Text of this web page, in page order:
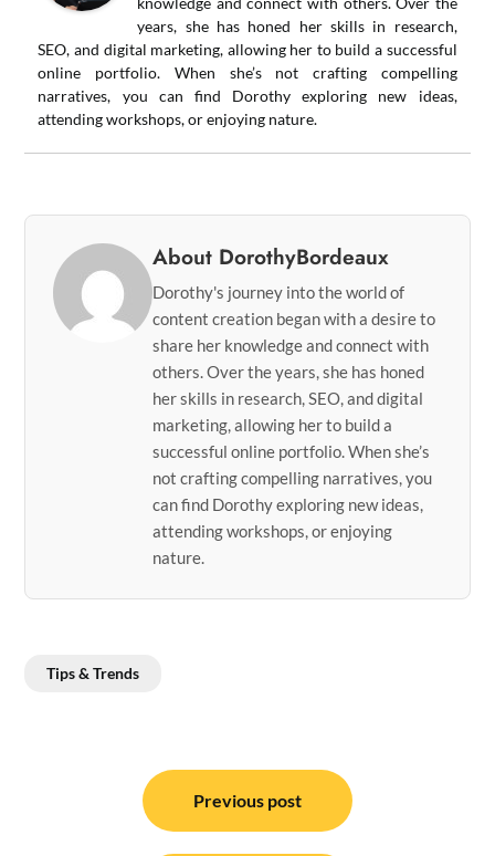
years, she has honed her skills in research,
SEO, and digital marketing, allowing her to build a successful
online portfolio. When she’s not crafting compelling
narratives, you can find Dorothy exploring new ideas,
attending workshops, or enjoying nature.
About DorothyBordeaux
Dorothy's journey into the world of
content creation began with a desire to
share her knowledge and connect with
others. Over the years, she has honed
her skills in research, SEO, and digital
marketing, allowing her to build a
successful online portfolio. When she’s
not crafting compelling narratives, you
can find Dorothy exploring new ideas,
attending workshops, or enjoying
nature.
Tips & Trends
navigation
Previous post